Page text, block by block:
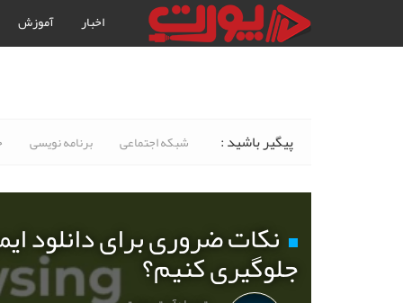
اخبار آموزش
پیگیر باشید : شبکه اجتماعی برنامه نویسی
نکات ضروری برای دانلود
جلوگیری کنیم؟